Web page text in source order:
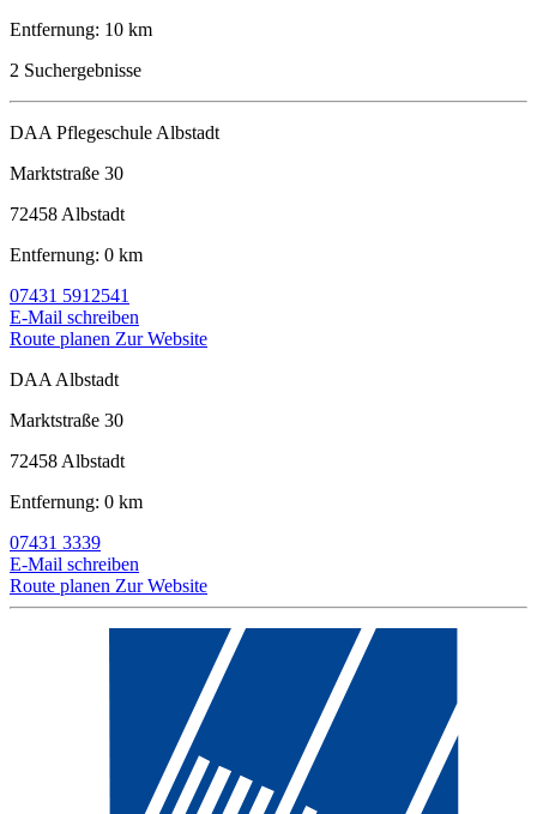
Entfernung: 10 km
2 Suchergebnisse
DAA Pflegeschule Albstadt
Marktstraße 30
72458 Albstadt
Entfernung: 0 km
07431 5912541
E-Mail schreiben
Route planen Zur Website
DAA Albstadt
Marktstraße 30
72458 Albstadt
Entfernung: 0 km
07431 3339
E-Mail schreiben
Route planen Zur Website